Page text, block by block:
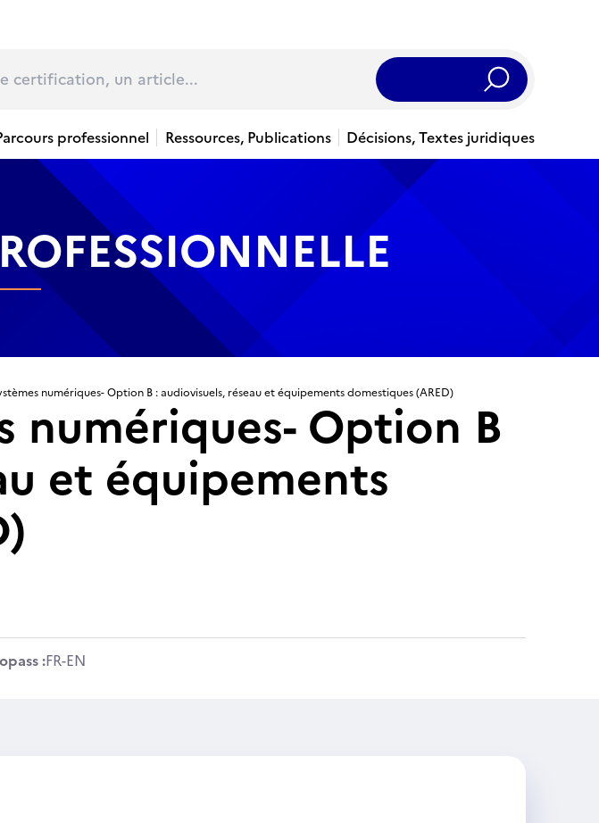
Rechercher
professionnel Ressources, Publications Décisions, Textes juridiques
numériques- Option B : audiovisuels, réseau et équipements domestiques (ARED)
numériques- Option B
et équipements
:FR-EN